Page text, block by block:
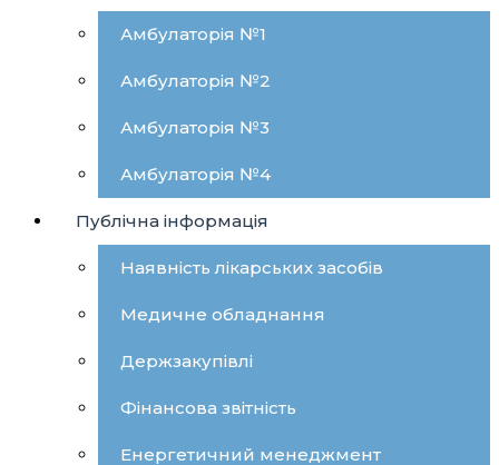
Амбулаторія №1
Амбулаторія №2
Амбулаторія №3
Амбулаторія №4
Публічна інформація
Наявність лікарських засобів
Медичне обладнання
Держзакупівлі
Фінансова звітність
Енергетичний менеджмент